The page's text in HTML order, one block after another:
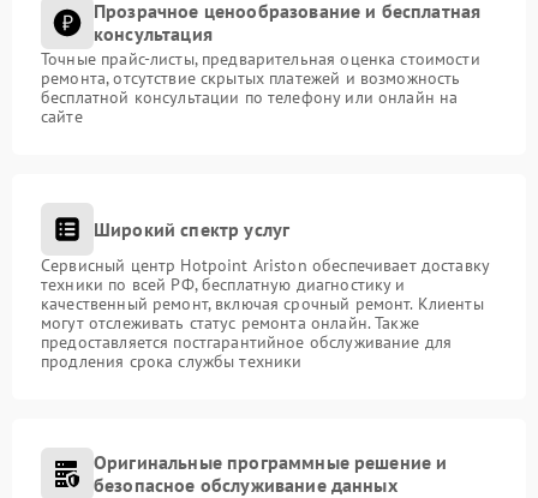
Прозрачное ценообразование и бесплатная
консультация
Точные прайс-листы, предварительная оценка стоимости
ремонта, отсутствие скрытых платежей и возможность
бесплатной консультации по телефону или онлайн на
сайте
Широкий спектр услуг
Сервисный центр Hotpoint Ariston обеспечивает доставку
техники по всей РФ, бесплатную диагностику и
качественный ремонт, включая срочный ремонт. Клиенты
могут отслеживать статус ремонта онлайн. Также
предоставляется постгарантийное обслуживание для
продления срока службы техники
Оригинальные программные решение и
безопасное обслуживание данных